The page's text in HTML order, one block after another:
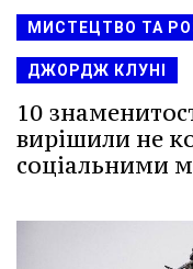
МИСТЕЦТВО ТА
ДЖОРДЖ КЛУНІ
10
вирішили не
соціальними